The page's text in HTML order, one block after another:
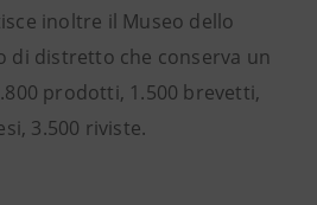
inoltre il Museo dello
di distretto che conserva un
prodotti, 1.500 brevetti,
3.500 riviste.